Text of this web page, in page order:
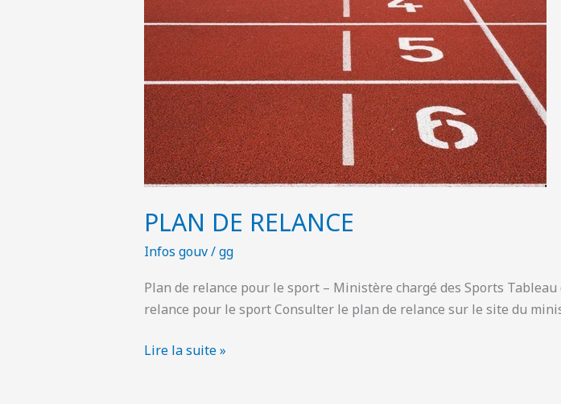
PLAN DE RELANCE
Infos gouv/gg
Plan de relance pour le sport – Ministère chargé des Sports Tableau
relance pour le sport Consulter le plan de relance sur le site du
Lire la suite »